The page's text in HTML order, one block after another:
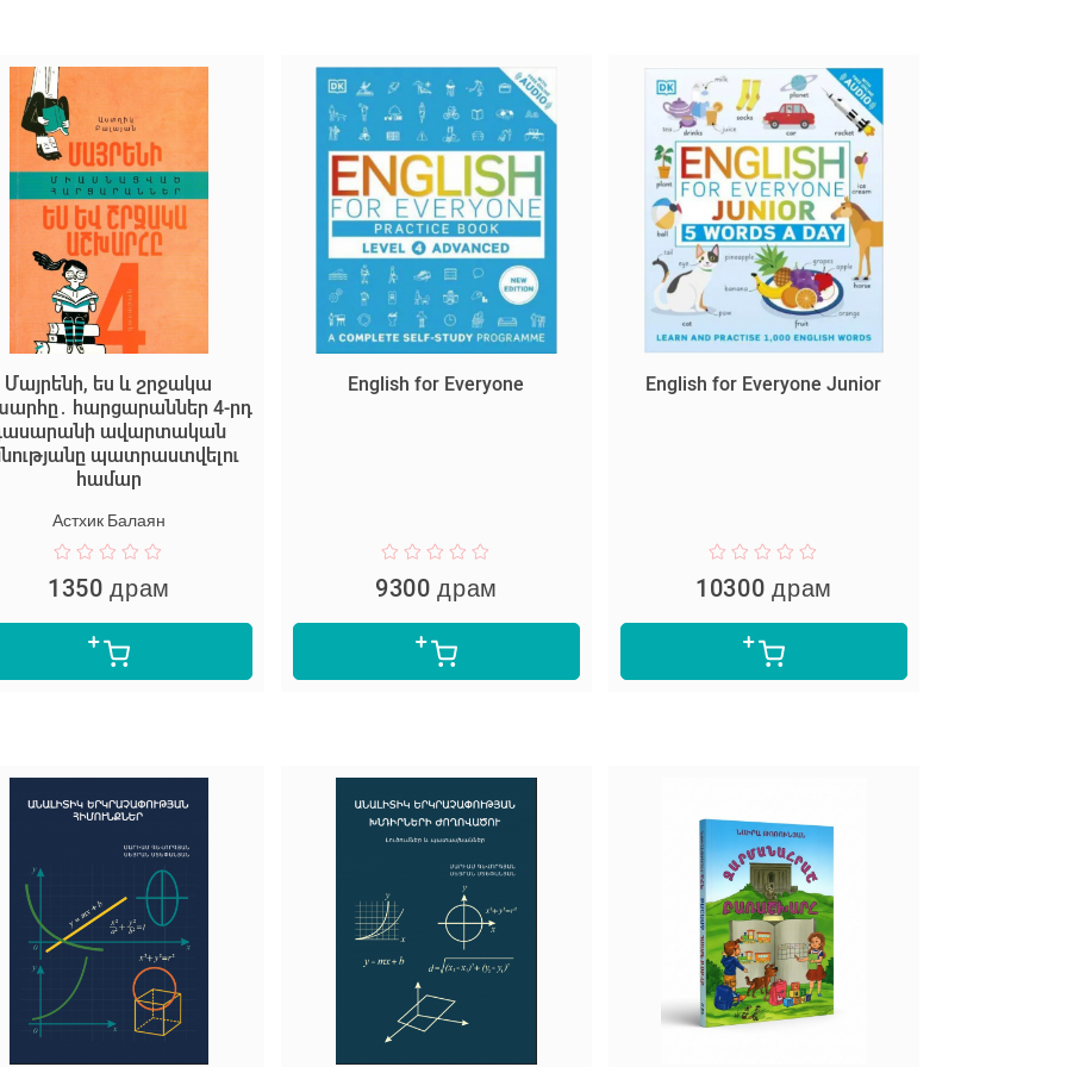
Մայրենի, ես և շրջակա
հարցարաններ 4-րդ
ավարտական
պատրաստվելու
համար
Астхик Балаян
1350 драм
English for Everyone
9300 драм
English for Everyone Junior
10300 драм